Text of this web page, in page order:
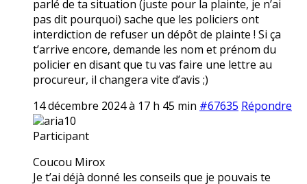
parlé de ta situation (juste pour la plainte, je n’ai
pas dit pourquoi) sache que les policiers ont
interdiction de refuser un dépôt de plainte ! Si ça
t’arrive encore, demande les nom et prénom du
policier en disant que tu vas faire une lettre au
procureur, il changera vite d’avis ;)
14 décembre 2024 à 17 h 45 min #67635 Répondre
aria10
Participant
Coucou Mirox
Je t’ai déjà donné les conseils que je pouvais te